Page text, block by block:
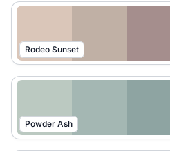
Rodeo Sunset
Powder Ash